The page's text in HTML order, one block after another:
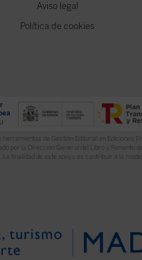
Aviso legal
Política de cookies
herramientas de Gestión Editorial en Ediciones
por la Dirección General del Libro y Fomento
La finalidad de este apoyo es contribuir a la